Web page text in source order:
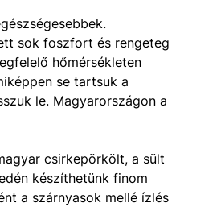
sok foszfort és rengeteg
hőmérsékleten
se tartsuk a
le. Magyarországon a
csirkepörkölt, a sült
készíthetünk finom
a szárnyasok mellé ízlés